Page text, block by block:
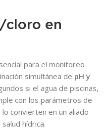
cloro en
para el monitoreo
simultánea de pH y
si el agua de piscinas,
con los parámetros de
convierten en un aliado
hídrica.